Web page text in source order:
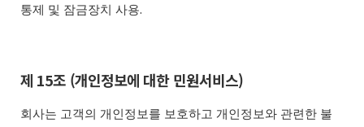
통제 및 잠금장치 사용.
제 15조 (개인정보에 대한 민원서비스)
회사는 고객의 개인정보를 보호하고 개인정보와 관련한 불